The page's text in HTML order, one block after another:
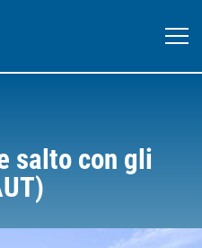
salto con gli